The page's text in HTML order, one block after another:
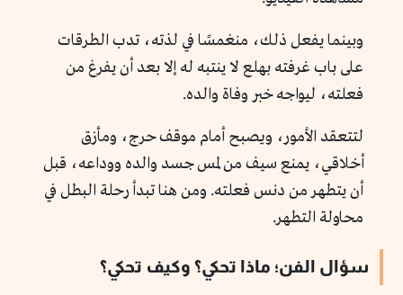
وبينما يفعل ذلك، منغمسًا في لذته، تدب الطرقات
على باب غرفته بهلع لا ينتبه له إلا بعد أن يفرغ من
فعلته، ليواجه خبر وفاة والده.
لتتعقد الأمور، ويصبح أمام موقف حرج، ومأزق
أخلاقي، يمنع سيف من لمس جسد والده ووداعه، قبل
أن يتطهر من دنس فعلته. ومن هنا تبدأ رحلة البطل في
محاولة التطهر.
سؤال الفن؛ ماذا تحكي؟ وكيف تحكي؟